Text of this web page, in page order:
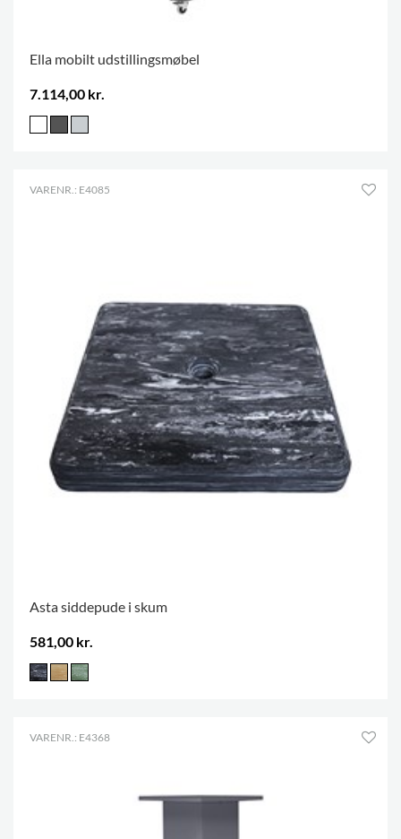
Ella mobilt udstillingsmøbel
7.114,00 kr.
VARENR.: E4085
Asta siddepude i skum
581,00 kr.
VARENR.: E4368